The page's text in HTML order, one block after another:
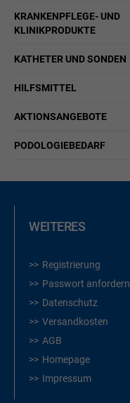
KRANKENPFLEGE- UND
KLINIKPRODUKTE
KATHETER UND SONDEN
HILFSMITTEL
AKTIONSANGEBOTE
PODOLOGIEBEDARF
WEITERES
Registrierung
Passwort anfordern
Datenschutz
Versandkosten
AGB
Homepage
Impressum